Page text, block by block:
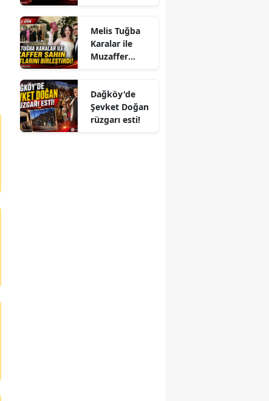
ediyor!
Melis Tuğba
Karalar ile
Muzaffer
Birleştirdi!
Dağköy'de
Şevket Doğan
rüzgarı esti!